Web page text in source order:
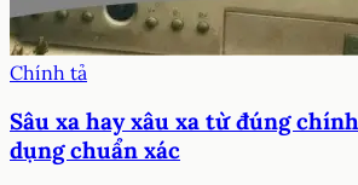
Chính tả
Sâu xa hay xâu xa từ đúng
dụng chuẩn xác